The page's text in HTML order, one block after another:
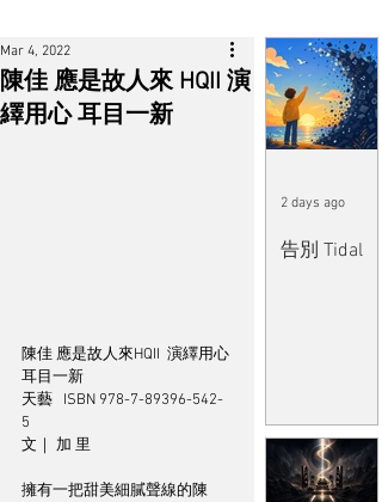
陳佳 應是故人來 HQII 演
繹用心 耳目一新
Mar 4, 2022
陳佳 應是故人來HQII  演繹用心
耳目一新
天藝   ISBN 978-7-89396-542-
5
文｜ 加 里
擁有一把甜美細膩聲線的陳
告別 Tidal
2 days ago